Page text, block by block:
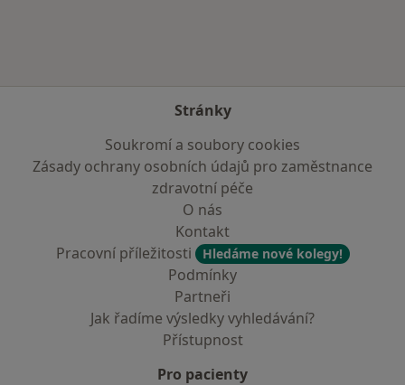
Stránky
Soukromí a soubory cookies
Zásady ochrany osobních údajů pro zaměstnance
zdravotní péče
O nás
Kontakt
Pracovní příležitosti
Hledáme nové kolegy!
Podmínky
Partneři
Jak řadíme výsledky vyhledávání?
Přístupnost
Pro pacienty